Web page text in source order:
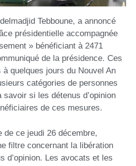
Tebboune, a annoncé
présidentielle accompagnée
» bénéficiant à 2471
de la présidence. Ces
quelques jours du Nouvel An
catégories de personnes
si les détenus d’opinion
de ces mesures.
de ce jeudi 26 décembre,
filtre concernant la libération
d’opinion. Les avocats et les